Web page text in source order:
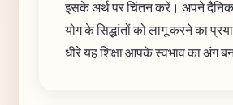
इसके अर्थ पर चिंतन करें। अपने दैनिक
योग के सिद्धांतों को लागू करने का
धीरे यह शिक्षा आपके स्वभाव का अंग